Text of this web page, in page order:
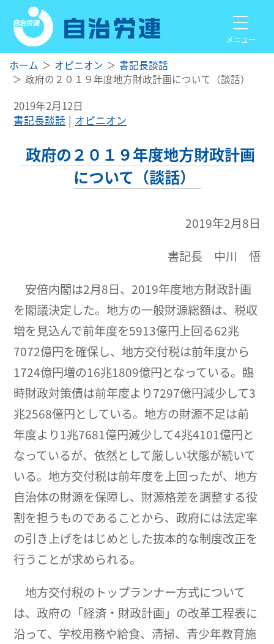
メニュー
ホーム オピニオン
書記長談話
政府の２０１９年度地方財政計画について（談話）
2019年2月12日
書記長談話
オピニオン
政府の２０１９年度地方財政計画
について（談話）
2019年2月8日
書記長 中川 悟
安倍内閣は2月8日、2019年度地方財政計画
を閣議決定した。地方の一般財源総額は、税収
増を見込んで前年度を5913億円上回る62兆
7072億円を確保し、地方交付税は前年度から
1724億円増の16兆1809億円となっている。臨
時財政対策債は前年度より7297億円減少して3
兆2568億円としている。地方の財源不足は前
年度より1兆7681億円減少して4兆4101億円と
なっているが、依然として厳しい状態が続いて
いる。地方交付税は前年度を上回ったが、地方
自治体の財源を保障し、財源格差を調整する役
割を担うものであることから、政府には法定率
の引き上げをはじめとした抜本的な制度改正を
行うことが求められる。
地方交付税のトップランナー方式について
は、政府の「経済・財政計画」の改革工程表に
沿って、学校用務や給食、清掃、青少年教育施